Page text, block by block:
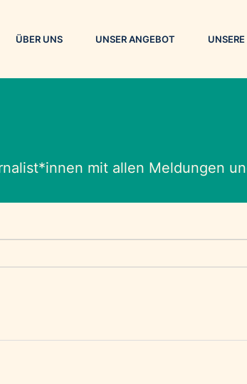
ÜBER UNS UNSER ANGEBOT
mit allen Meldungen